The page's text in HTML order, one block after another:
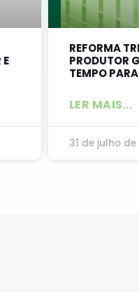
REFORMA
PRODUTOR
TEMPO
LER MAIS...
31 de julho